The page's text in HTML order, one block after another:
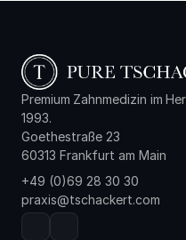
Premium Zahnmedizin im
1993.
Goethestraße 23
60313 Frankfurt am Main
+49 (0)69 28 30 30
praxis@tschackert.com